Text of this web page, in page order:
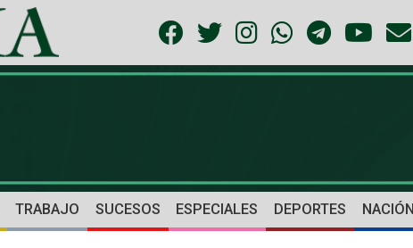
TRABAJO SUCESOS ESPECIALES DEPORTES NACIÓN